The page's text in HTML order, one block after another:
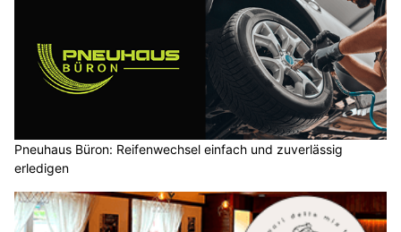
Pneuhaus Büron: Reifenwechsel einfach und zuverlässig
erledigen